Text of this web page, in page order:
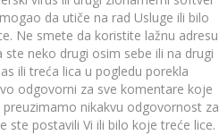
da utiče na rad Usluge ili bilo
Ne smete da koristite lažnu adresu
neko drugi osim sebe ili na drugi
ili treća lica u pogledu porekla
odgovorni za sve komentare koje
nikakvu odgovornost za
ste postavili Vi ili bilo koje treće lice.